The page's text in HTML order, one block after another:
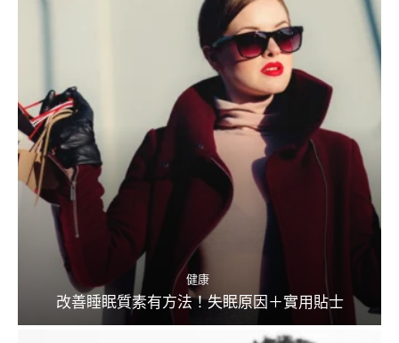
健康
改善睡眠質素有方法！失眠原因＋實用貼士